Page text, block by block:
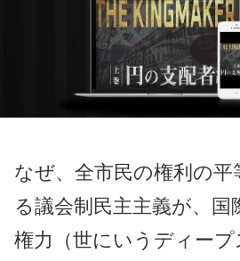
なぜ、全市民の権利の
る議会制民主主義が、国
権力（世にいうディープ